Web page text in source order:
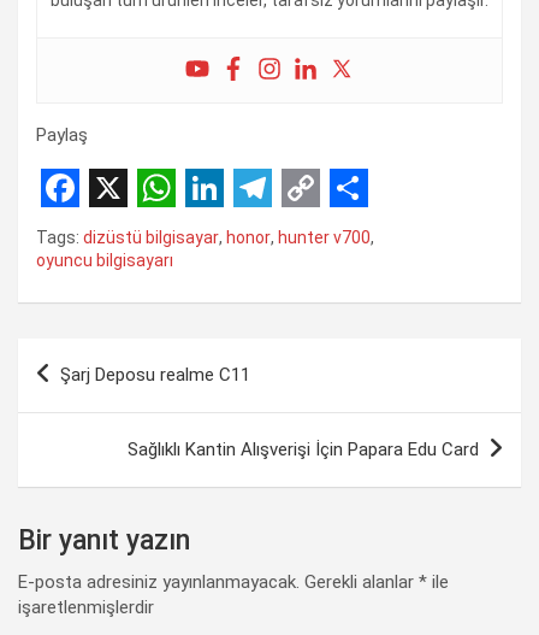
Paylaş
F
a
c
b
o
k
X W
h
a
s
A
p
p
L
n
e
d
I
n
T
l
g
r
a
m
C
p
i
n
k
S
a
Tags: dizüstü bilgisayar, honor, hunter v700,
oyuncu bilgisayarı
Yazı
gezinmesi
Şarj Deposu realme C11
Sağlıklı Kantin Alışverişi İçin Papara Edu Card
Bir yanıt yazın
E-posta adresiniz yayınlanmayacak. Gerekli alanlar * ile
işaretlenmişlerdir